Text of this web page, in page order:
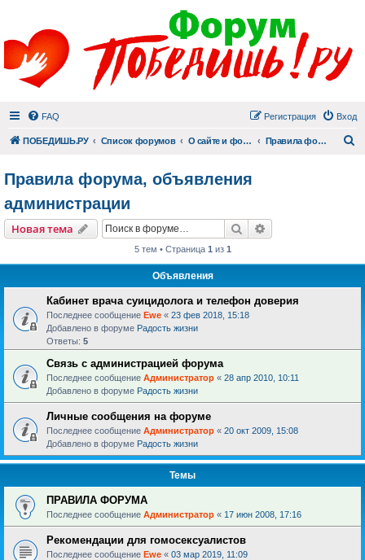
FAQ Вход
Регистрация
ПОБЕДИШЬ.РУ Список форумов О сайте и форуме Правила форума, объявления администрации
Правила форума, объявления
администрации
Новая тема Поиск
5 тем • Страница 1 из 1
Объявления
Кабинет врача суицидолога и телефон доверия
Последнее сообщение Ewe « 23 фев 2018, 15:18
Добавлено в форуме Радость жизни
Ответы: 5
Связь с администрацией форума
Последнее сообщение Администратор « 28 апр 2010, 10:11
Добавлено в форуме Радость жизни
Личные сообщения на форуме
Последнее сообщение Администратор « 20 окт 2009, 15:08
Добавлено в форуме Радость жизни
Темы
ПРАВИЛА ФОРУМА
Последнее сообщение Администратор « 17 июн 2008, 17:16
Рекомендации для гомосексуалистов
Последнее сообщение Ewe « 03 мар 2019, 11:09